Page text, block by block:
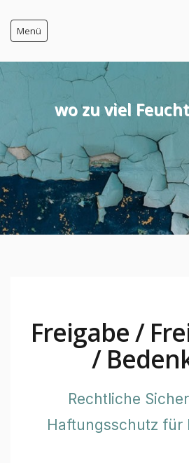
Menü
Zulassung / Anerkennnung
Freigabe / Freistellung /
Feuchteschutz-Anleitung
gerichtliche 'Anerkennung'
DNS-Messtechnik
Estrich-Feuchte-Fragen
Baustoff-Feuchte
Kauf im Shop
Kontakt
wo zu viel
Freigabe /
/
Rechtliche
Haftungsschutz für